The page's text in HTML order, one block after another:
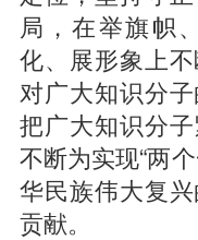
局，在举旗帜
化、展形象上
对广大知识分
把广大知识分
不断为实现“两
华民族伟大复
贡献。